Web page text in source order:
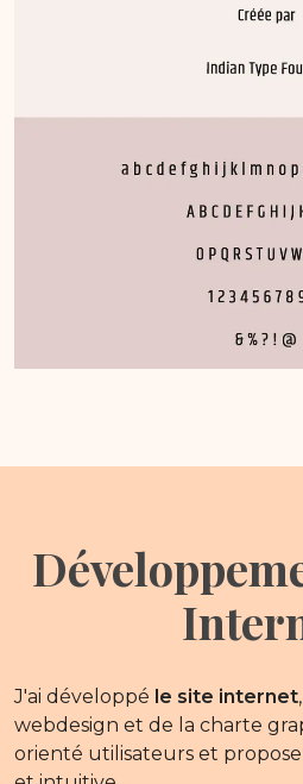
J'ai développé le site internet
webdesign et de la charte
orienté utilisateurs et